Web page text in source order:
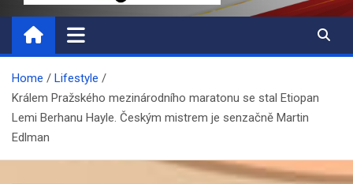
PrestigeWEB
Home
Lifestyle
Králem Pražského mezinárodního maratonu se stal Etiopan
Lemi Berhanu Hayle. Českým mistrem je senzačně Martin
Edlman